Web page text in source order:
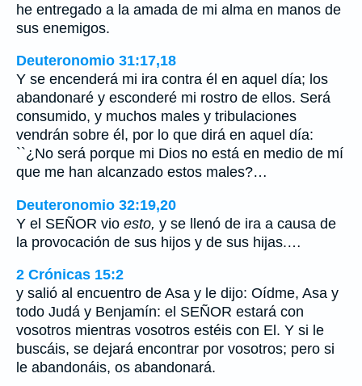
he entregado a la amada de mi alma en manos de
sus enemigos.
Deuteronomio 31:17,18
Y se encenderá mi ira contra él en aquel día; los
abandonaré y esconderé mi rostro de ellos. Será
consumido, y muchos males y tribulaciones
vendrán sobre él, por lo que dirá en aquel día:
``¿No será porque mi Dios no está en medio de mí
que me han alcanzado estos males?…
Deuteronomio 32:19,20
Y el SEÑOR vio esto, y se llenó de ira a causa de
la provocación de sus hijos y de sus hijas.…
2 Crónicas 15:2
y salió al encuentro de Asa y le dijo: Oídme, Asa y
todo Judá y Benjamín: el SEÑOR estará con
vosotros mientras vosotros estéis con El. Y si le
buscáis, se dejará encontrar por vosotros; pero si
le abandonáis, os abandonará.